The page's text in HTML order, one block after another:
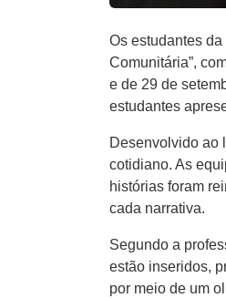
Os estudantes
Comunitária”,
e de 29 de
estudantes
Desenvolvido ao
cotidiano. As
histórias foram
cada narrativa.
Segundo a
estão inseridos,
por meio de um